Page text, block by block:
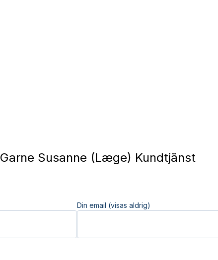
Garne Susanne (Læge) Kundtjänst
Din email (visas aldrig)